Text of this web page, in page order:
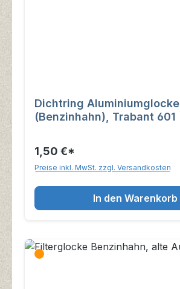
Dichtring Aluminiumglocke
(Benzinhahn), Trabant 601
1,50 €*
Preise inkl. MwSt. zzgl. Versandkosten
In den Warenkorb